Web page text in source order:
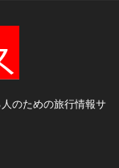
のための旅行情報サ